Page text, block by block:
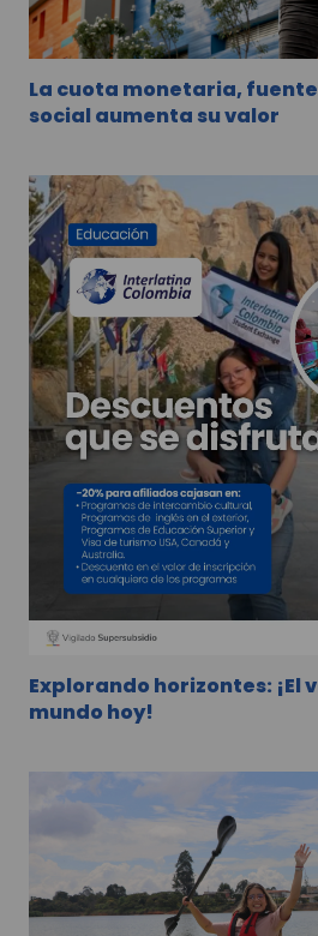
La cuota monetaria,
social aumenta su valor
Explorando horizontes: ¡El
mundo hoy!